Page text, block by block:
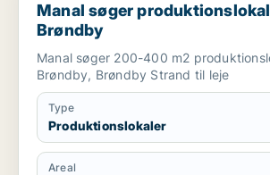
Manal søger
Brøndby
Manal søger 200-400 m2
Brøndby, Brøndby Strand til leje
Type
Produktionslokaler
Areal